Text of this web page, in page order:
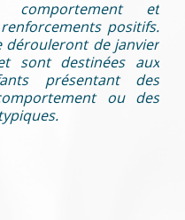
comportement et
positifs.
dérouleront de janvier
sont destinées aux
présentant des
ou des